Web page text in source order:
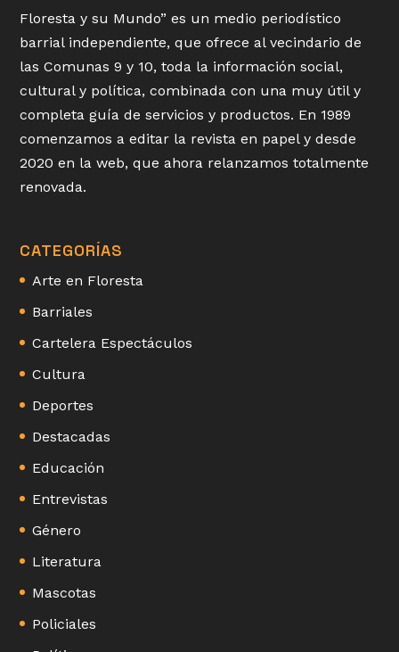
Floresta y su Mundo” es un medio periodístico
barrial independiente, que ofrece al vecindario de
las Comunas 9 y 10, toda la información social,
cultural y política, combinada con una muy útil y
completa guía de servicios y productos. En 1989
comenzamos a editar la revista en papel y desde
2020 en la web, que ahora relanzamos totalmente
renovada.
CATEGORÍAS
Arte en Floresta
Barriales
Cartelera Espectáculos
Cultura
Deportes
Destacadas
Educación
Entrevistas
Género
Literatura
Mascotas
Policiales